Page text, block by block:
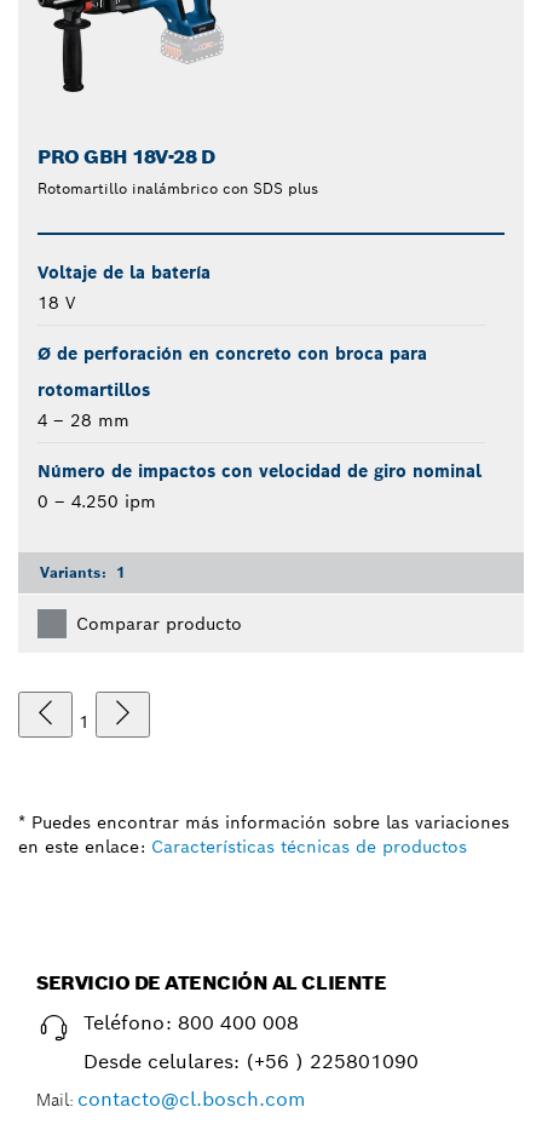
PRO GBH 18V-28 D
Rotomartillo inalámbrico con SDS plus
Voltaje de la batería
18 V
Ø de perforación en concreto con broca para
rotomartillos
4 – 28 mm
Número de impactos con velocidad de giro nominal
0 – 4.250 ipm
Variants: 1
Comparar producto
1
* Puedes encontrar más información sobre las variaciones
en este enlace: Características técnicas de productos
SERVICIO DE ATENCIÓN AL CLIENTE
Teléfono: 800 400 008
Desde celulares: (+56 ) 225801090
Mail: contacto@cl.bosch.com